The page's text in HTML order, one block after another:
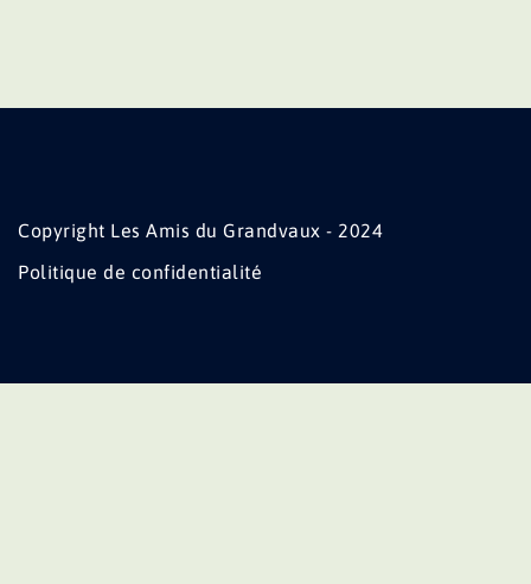
Copyright Les Amis du Grandvaux - 2024
Politique de confidentialité